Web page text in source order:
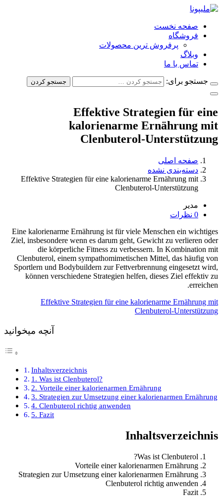
صفحه نخست
فروشگاه
پرفروش ترین محصولات
وبلاگ
تماس با ما
جستجو برای: جستجو کردن
Effektive Strategien für eine
kalorienarme Ernährung mit
Clenbuterol-Unterstützung
صفحه اصلی
دسته‌بندی نشده
Effektive Strategien für eine kalorienarme Ernährung mit
Clenbuterol-Unterstützung
مدیر
0 نظرات
Eine kalorienarme Ernährung ist für viele Menschen ein wichtiges
Ziel, insbesondere wenn es darum geht, Gewicht zu verlieren oder
die körperliche Fitness zu verbessern. In Kombination mit
Clenbuterol, einem sympathomimetischen Mittel, das häufig von
Sportlern und Bodybuildern zur Fettverbrennung eingesetzt wird,
können verschiedene Strategien helfen, dieses Ziel effektiv zu
erreichen.
Effektive Strategien für eine kalorienarme Ernährung mit
Clenbuterol-Unterstützung
آنچه میخوانید
Inhaltsverzeichnis
1. Was ist Clenbuterol?
2. Vorteile einer kalorienarmen Ernährung
3. Strategien zur Umsetzung einer kalorienarmen Ernährung
4. Clenbuterol richtig anwenden
5. Fazit
Inhaltsverzeichnis
Was ist Clenbuterol?
Vorteile einer kalorienarmen Ernährung
Strategien zur Umsetzung einer kalorienarmen Ernährung
Clenbuterol richtig anwenden
Fazit